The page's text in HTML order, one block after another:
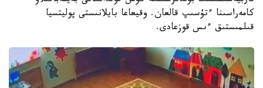
كامەراسىنا ءتۇسىپ قالعان. وقيعاعا بايلانىستى پوليتسيا
قىلمىستىق ءىس قوزعادى.